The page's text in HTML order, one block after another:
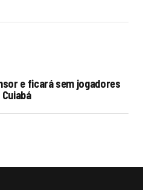
e ficará sem jogadores